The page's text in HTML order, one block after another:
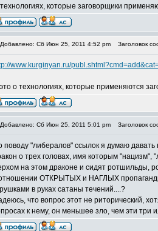
которые заговорщики
Добавлено: Сб Июн 25, 2011 4:52 pm Заголовок
www.kurginyan.ru/
о технологиях, которые применяются
Добавлено: Сб Июн 25, 2011 5:01 pm Заголовок
поводу "либералов" ссылок я думаю
о трех головах, имя которым "нацизм",
на этом драконе и сидят ротшильды,
ОТКРЫТЫХ и НАГЛЫХ
в руках сатаны течений....?
что вопрос этот не риторический,
к нему, он меньшее зло, чем эти три